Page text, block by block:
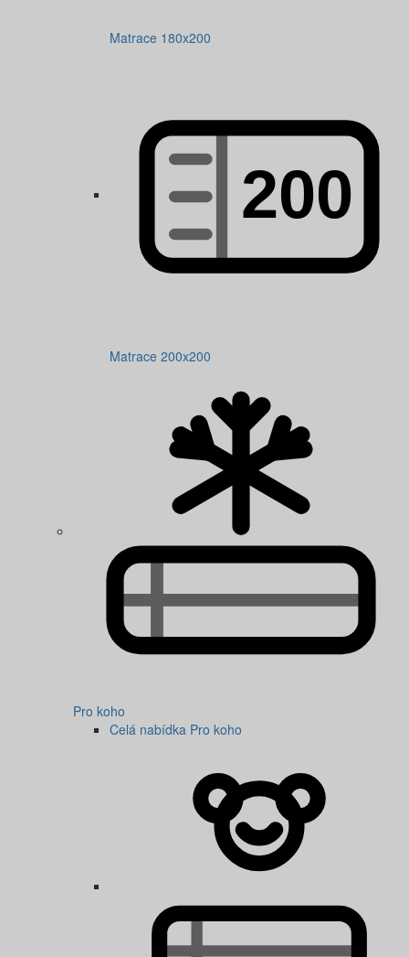
Matrace 180x200
Matrace 200x200
Pro koho
Celá nabídka Pro koho